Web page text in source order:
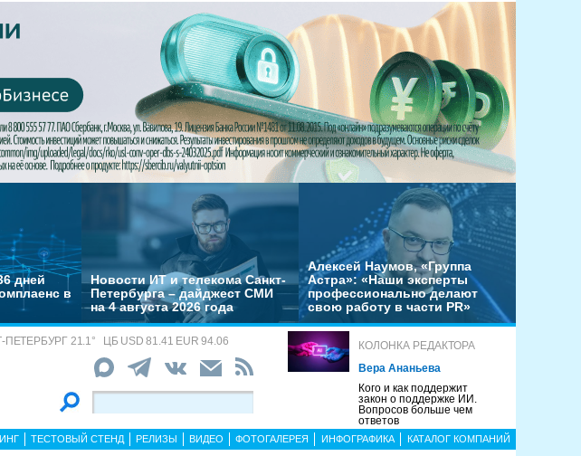
дней
в
Новости ИТ и телекома Санкт-
Петербурга – дайджест СМИ
на 4 августа 2026 года
Алексей Наумов, «Группа
Астра»: «Наши эксперты
профессионально делают
свою работу в части PR»
ПЕТЕРБУРГ 21.1° ЦБ USD 81.41 EUR 94.06
КОЛОНКА РЕДАКТОРА
Вера Ананьева
Кого и как поддержит
закон о поддержке ИИ.
Вопросов больше чем
ответов
ТЕСТОВЫЙ СТЕНД РЕЛИЗЫ ВИДЕО ФОТОГАЛЕРЕЯ ИНФОГРАФИКА КАТАЛОГ КОМПАНИЙ